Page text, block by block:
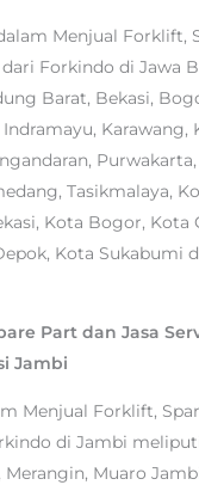
Menjual Forklift,
Forkindo di Jawa
Barat, Bekasi,
Karawang,
Tasikmalaya,
Kota Bogor, Kota
Kota Sukabumi
Part dan Jasa
Jambi
Menjual Forklift,
di Jambi
Muaro